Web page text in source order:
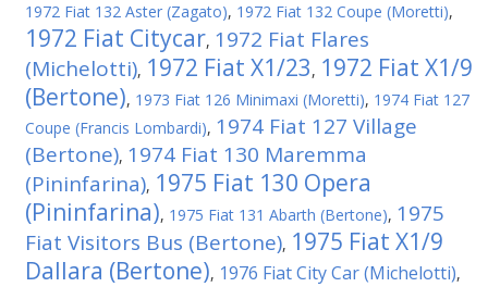
1972 Fiat 132 Aster (Zagato), 1972 Fiat 132 Coupe (Moretti),
1972 Fiat Citycar, 1972 Fiat Flares
(Michelotti), 1972 Fiat X1/23, 1972 Fiat X1/9
(Bertone), 1973 Fiat 126 Minimaxi (Moretti), 1974 Fiat 127
Coupe (Francis Lombardi), 1974 Fiat 127 Village
(Bertone), 1974 Fiat 130 Maremma
(Pininfarina), 1975 Fiat 130 Opera
(Pininfarina), 1975 Fiat 131 Abarth (Bertone), 1975
Fiat Visitors Bus (Bertone), 1975 Fiat X1/9
Dallara (Bertone), 1976 Fiat City Car (Michelotti),